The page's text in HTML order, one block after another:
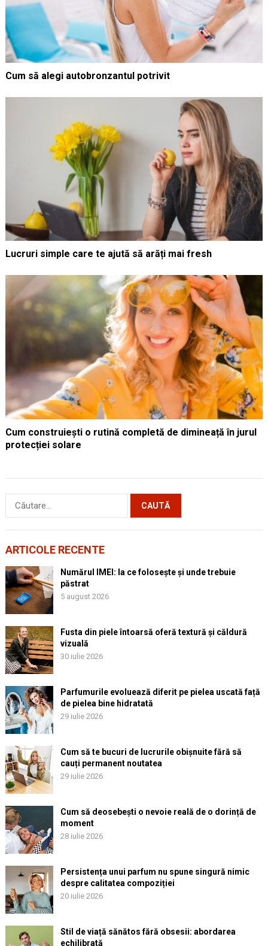
Cum să alegi autobronzantul potrivit
Lucruri simple care te ajută să arăți mai fresh
Cum construiești o rutină completă de dimineață în jurul
protecției solare
Caută
ARTICOLE RECENTE
Numărul IMEI: la ce folosește și unde trebuie
păstrat
5 august 2026
Fusta din piele întoarsă oferă textură și căldură
vizuală
30 iulie 2026
Parfumurile evoluează diferit pe pielea uscată față
de pielea bine hidratată
29 iulie 2026
Cum să te bucuri de lucrurile obișnuite fără să
cauți permanent noutatea
29 iulie 2026
Cum să deosebești o nevoie reală de o dorință de
moment
28 iulie 2026
Persistența unui parfum nu spune singură nimic
despre calitatea compoziției
20 iulie 2026
Stil de viață sănătos fără obsesii: abordarea
echilibrată